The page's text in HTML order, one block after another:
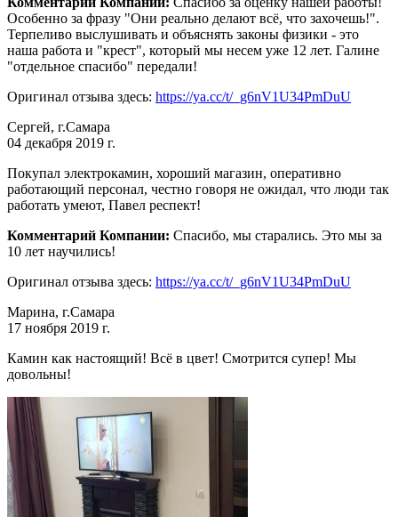
Особенно за фразу "Они реально делают всё, что захочешь!".
Терпеливо выслушивать и объяснять законы физики - это
наша работа и "крест", который мы несем уже 12 лет. Галине
"отдельное спасибо" передали!
Оригинал отзыва здесь: https://ya.cc/t/_g6nV1U34PmDuU
Сергей, г.Самара
04 декабря 2019 г.
Покупал электрокамин, хороший магазин, оперативно
работающий персонал, честно говоря не ожидал, что люди так
работать умеют, Павел респект!
Комментарий Компании: Спасибо, мы старались. Это мы за
10 лет научились!
Оригинал отзыва здесь: https://ya.cc/t/_g6nV1U34PmDuU
Марина, г.Самара
17 ноября 2019 г.
Камин как настоящий! Всё в цвет! Смотрится супер! Мы
довольны!